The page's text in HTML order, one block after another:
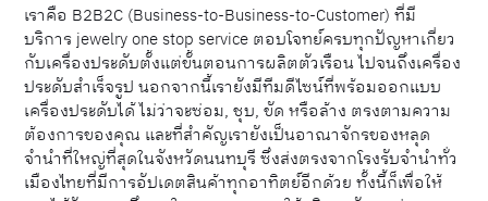
เราคือ B2B2C (Business-to-Business-to-Customer) ที่มี
บริการ jewelry one stop service ตอบโจทย์ครบทุกปัญหาเกี่ยว
กับเครื่องประดับตั้งแต่ขั้นตอนการผลิตตัวเรือน ไปจนถึงเครื่อง
ประดับสำเร็จรูป นอกจากนี้เรายังมีทีมดีไซน์ที่พร้อมออกแบบ
เครื่องประดับได้ ไม่ว่าจะซ่อม, ชุบ, ขัด หรือล้าง ตรงตามความ
ต้องการของคุณ และที่สำคัญเรายังเป็นอาณาจักรของหลุด
จำนำที่ใหญ่ที่สุดในจังหวัดนนทบุรี ซึ่งส่งตรงจากโรงรับจำนำทั่ว
เมืองไทยที่มีการอัปเดตสินค้าทุกอาทิตย์อีกด้วย ทั้งนี้ก็เพื่อให้